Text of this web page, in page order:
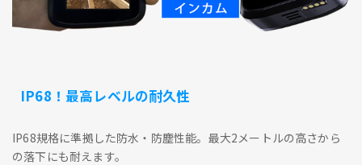
IP68！最高レベルの耐久性
IP68規格に準拠した防水・防塵性能。最大2メートルの高さから
の落下にも耐えます。